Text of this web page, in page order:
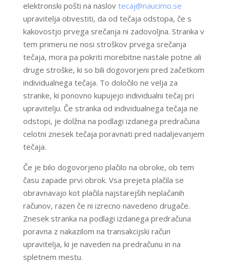
elektronski pošti na naslov tecaj@naucimo.se
upravitelja obvestiti, da od tečaja odstopa, če s
kakovostjo prvega srečanja ni zadovoljna. Stranka v
tem primeru ne nosi stroškov prvega srečanja
tečaja, mora pa pokriti morebitne nastale potne ali
druge stroške, ki so bili dogovorjeni pred začetkom
individualnega tečaja. To določilo ne velja za
stranke, ki ponovno kupujejo individualni tečaj pri
upravitelju. Če stranka od individualnega tečaja ne
odstopi, je dolžna na podlagi izdanega predračuna
celotni znesek tečaja poravnati pred nadaljevanjem
tečaja.
Če je bilo dogovorjeno plačilo na obroke, ob tem
času zapade prvi obrok. Vsa prejeta plačila se
obravnavajo kot plačila najstarejših neplačanih
računov, razen če ni izrecno navedeno drugače.
Znesek stranka na podlagi izdanega predračuna
poravna z nakazilom na transakcijski račun
upravitelja, ki je naveden na predračunu in na
spletnem mestu.